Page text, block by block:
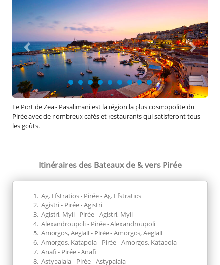
Itinéraires des Bateauxde & vers Pirée
Ag. Efstratios - Pirée - Ag. Efstratios
Agistri - Pirée - Agistri
Agistri, Myli - Pirée - Agistri, Myli
Alexandroupoli - Pirée - Alexandroupoli
Amorgos, Aegiali - Pirée - Amorgos, Aegiali
Amorgos, Katapola - Pirée - Amorgos, Katapola
Anafi - Pirée - Anafi
Astypalaia - Pirée - Astypalaia
Port de Zea - Pasalimani est la région la plus cosmopolite du
avec de nombreux cafés et restaurants qui satisferont tous
goûts.
Athènes